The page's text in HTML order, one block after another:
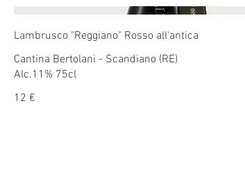
Lambrusco "Reggiano" Rosso all'antica
Cantina Bertolani - Scandiano (RE)
12 €